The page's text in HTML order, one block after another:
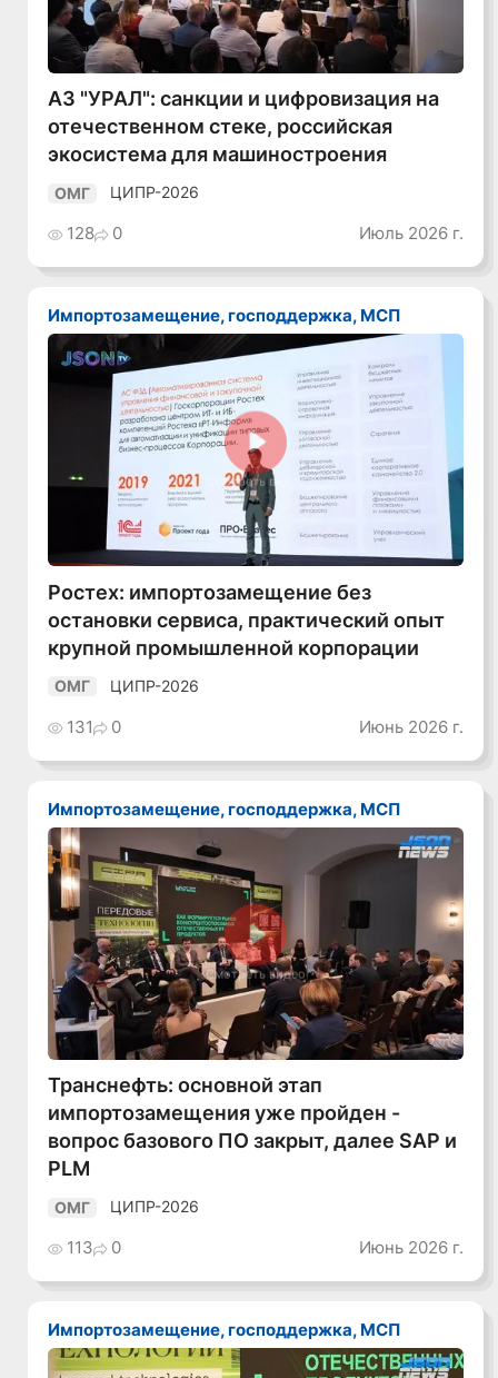
АЗ "УРАЛ": санкции и цифровизация на
отечественном стеке, российская
экосистема для машиностроения
ОМГ ЦИПР-2026
128 0 Июль 2026 г.
Импортозамещение, господдержка, МСП
Смотреть видео
Ростех: импортозамещение без
остановки сервиса, практический опыт
крупной промышленной корпорации
ОМГ ЦИПР-2026
131 0 Июнь 2026 г.
Импортозамещение, господдержка, МСП
Смотреть видео
Транснефть: основной этап
импортозамещения уже пройден -
вопрос базового ПО закрыт, далее SAP и
PLM
ОМГ ЦИПР-2026
113 0 Июнь 2026 г.
Импортозамещение, господдержка, МСП